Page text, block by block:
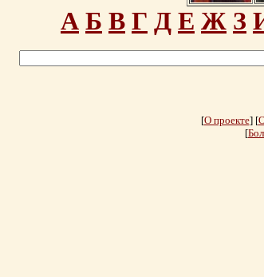
А Б В Г Д Е Ж З
[О проекте] [
[